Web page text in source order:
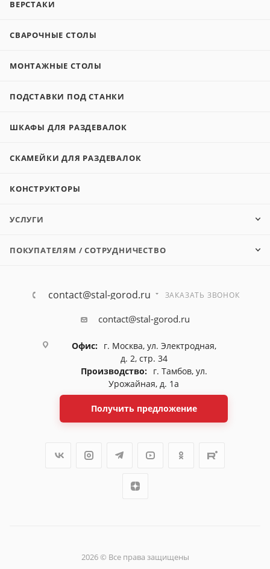
ВЕРСТАКИ
СВАРОЧНЫЕ СТОЛЫ
МОНТАЖНЫЕ СТОЛЫ
ПОДСТАВКИ ПОД СТАНКИ
ШКАФЫ ДЛЯ РАЗДЕВАЛОК
СКАМЕЙКИ ДЛЯ РАЗДЕВАЛОК
КОНСТРУКТОРЫ
УСЛУГИ
ПОКУПАТЕЛЯМ / СОТРУДНИЧЕСТВО
contact@stal-gorod.ru ЗАКАЗАТЬ ЗВОНОК
contact@stal-gorod.ru
Офис:
г. Москва, ул. Электродная,
д. 2, стр. 34
Производство:
г. Тамбов, ул.
Урожайная, д. 1а
Получить предложение
2026 © Все права защищены